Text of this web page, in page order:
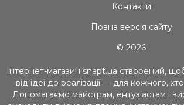
Контакти
Повна версія сайту
© 2026
Інтернет-магазин snapt.ua створений,
від ідеї до реалізації — для кожного,
Допомагаємо майстрам, ентузіастам і